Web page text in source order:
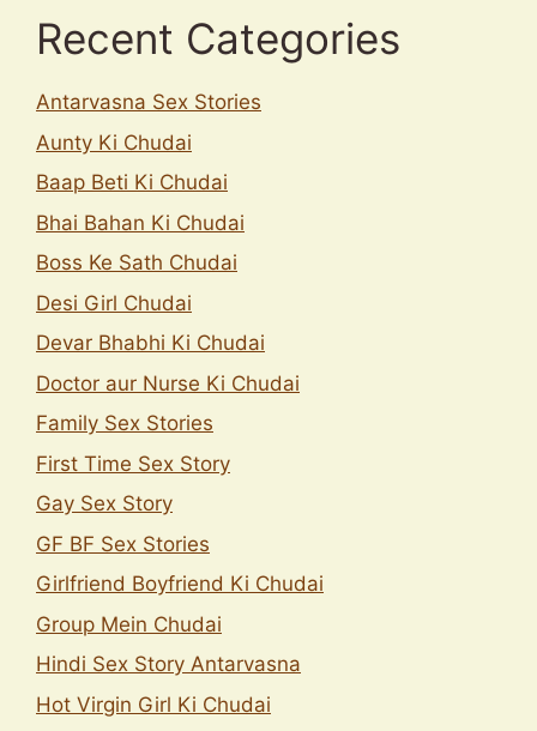
Recent Categories
Antarvasna Sex Stories
Aunty Ki Chudai
Baap Beti Ki Chudai
Bhai Bahan Ki Chudai
Boss Ke Sath Chudai
Desi Girl Chudai
Devar Bhabhi Ki Chudai
Doctor aur Nurse Ki Chudai
Family Sex Stories
First Time Sex Story
Gay Sex Story
GF BF Sex Stories
Girlfriend Boyfriend Ki Chudai
Group Mein Chudai
Hindi Sex Story Antarvasna
Hot Virgin Girl Ki Chudai